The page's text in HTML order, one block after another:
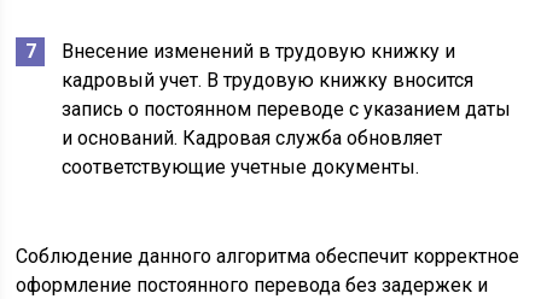
Внесение изменений в трудовую книжку и
кадровый учет. В трудовую книжку вносится
запись о постоянном переводе с указанием даты
и оснований. Кадровая служба обновляет
соответствующие учетные документы.
Соблюдение данного алгоритма обеспечит корректное
оформление постоянного перевода без задержек и